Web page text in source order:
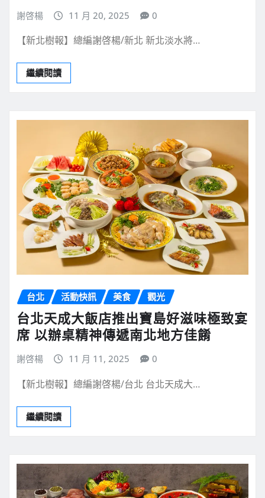
謝啓楊 11 月 20, 2025 0
【新北樹報】總編謝啓楊/新北 新北淡水將…
繼續閱讀
台北 活動快訊 美食 觀光
台北天成大飯店推出寶島好滋味極致宴
席 以辦桌精神傳遞南北地方佳餚
謝啓楊 11 月 11, 2025 0
【新北樹報】總編謝啓楊/台北 台北天成大…
繼續閱讀